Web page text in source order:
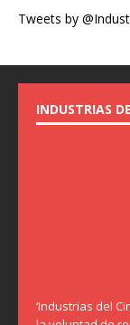
Tweets by
INDUSTRIAS
‘Industrias del